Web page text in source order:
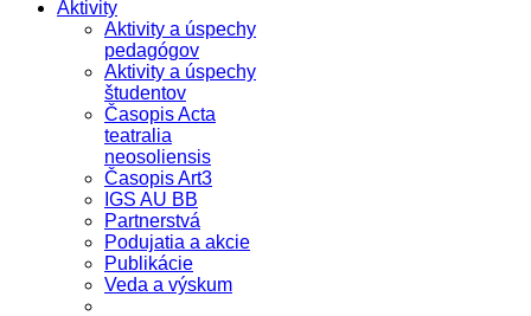
Aktivity
Aktivity a úspechy
pedagógov
Aktivity a úspechy
študentov
Časopis Acta
teatralia
neosoliensis
Časopis Art3
IGS AU BB
Partnerstvá
Podujatia a akcie
Publikácie
Veda a výskum